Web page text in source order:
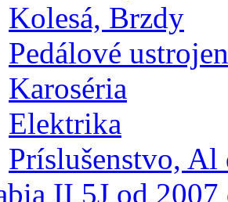
Kolesá, Brzdy
Pedálové
Karoséria
Elektrika
Príslušenstvo, Al
II 5J od